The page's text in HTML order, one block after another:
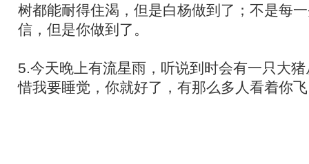
树都能耐得住渴，但是白杨做到了；不是每
信，但是你做到了。
5.今天晚上有流星雨，听说到时会有一只大
惜我要睡觉，你就好了，有那么多人看着你